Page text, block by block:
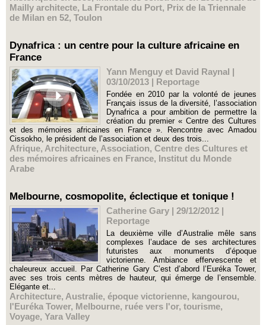
Mailly architecte, La Frontale du Port, Prix de la Triennale
de Milan en 52, Toulon
Dynafrica : un centre pour la culture africaine en
France
Yann Menguy et David Raynal |
03/10/2013 | Reportage
Fondée en 2010 par la volonté de jeunes
Français issus de la diversité, l’association
Dynafrica a pour ambition de permettre la
création du premier « Centre des Cultures
et des mémoires africaines en France ». Rencontre avec Amadou
Cissokho, le président de l’association et deux des trois...
Afrique, Architecture, Association, Centre des Cultures et
des mémoires africaines en France, Institut du Monde
Arabe
Melbourne, cosmopolite, éclectique et tonique !
Catherine Gary | 29/12/2012 |
Reportage
La deuxième ville d’Australie mêle sans
complexes l’audace de ses architectures
futuristes aux monuments d’époque
victorienne. Ambiance effervescente et
chaleureux accueil. Par Catherine Gary C’est d’abord l’Euréka Tower,
avec ses trois cents mètres de hauteur, qui émerge de l’ensemble.
Elégante et...
Architecture, Australie, époque victorienne, kangourou,
l'Euréka Tower, Melbourne, ruée vers l'or, tourisme,
Voyage, Yara Valley